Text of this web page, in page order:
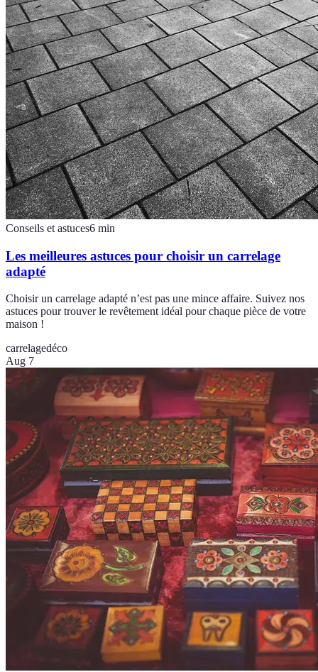
Conseils et astuces6 min
Les meilleures astuces pour choisir un carrelage
adapté
Choisir un carrelage adapté n’est pas une mince affaire. Suivez nos
astuces pour trouver le revêtement idéal pour chaque pièce de votre
maison !
carrelagedéco
Aug 7